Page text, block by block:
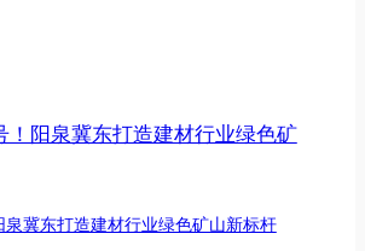
泉冀东打造建材行业绿色矿山新标杆